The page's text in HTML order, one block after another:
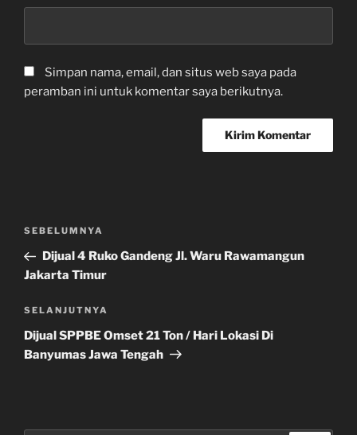
Simpan nama, email, dan situs web saya pada
peramban ini untuk komentar saya berikutnya.
Navigasi
Pos
Sebelumnya
SEBELUMNYA
Dijual 4 Ruko Gandeng Jl. Waru Rawamangun
Jakarta Timur
Pos
Selanjutnya
SELANJUTNYA
Dijual SPPBE Omset 21 Ton / Hari Lokasi Di
Banyumas Jawa Tengah